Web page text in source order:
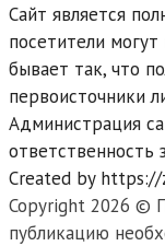
Сайт является
посетители
бывает так, что
первоисточники
Администрация
ответственность
Created by https://
Copyright 2026 ©
публикацию